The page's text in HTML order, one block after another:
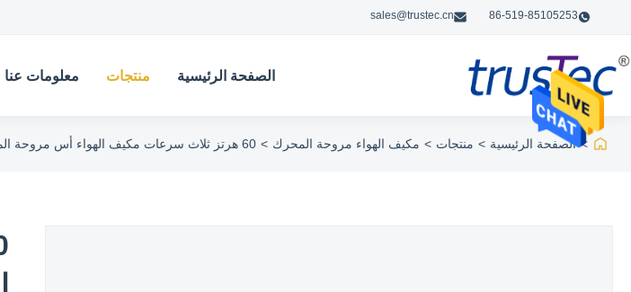
86-519-85105253
sales@trustec.cn
الصفحة الرئيسية منتجات معلومات عنا
> الصفحة الرئيسية > منتجات > مكيف الهواء مروحة المحرك > 60 هرتز ثلاث سرعات مكيف الهواء أس مروحة المحرك رمح مزدوج / رمح واحد